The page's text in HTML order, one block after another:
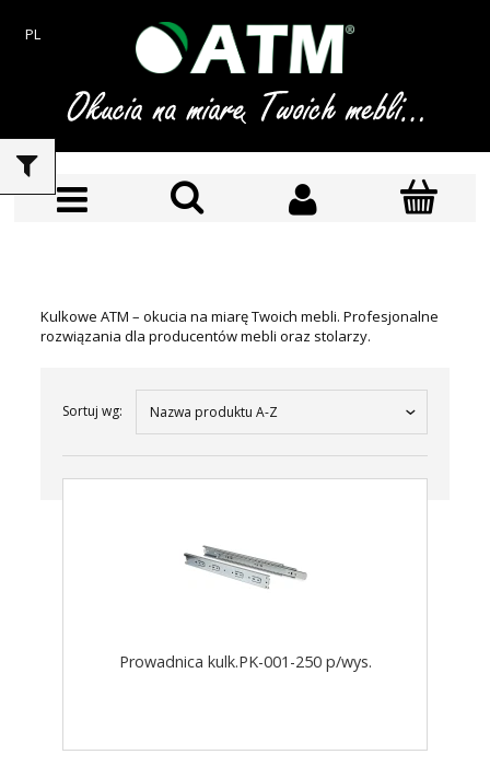
PL
Kulkowe ATM – okucia na miarę Twoich mebli. Profesjonalne
rozwiązania dla producentów mebli oraz stolarzy.
Sortuj wg: Nazwa produktu A-Z
Prowadnica kulk.PK-001-250 p/wys.